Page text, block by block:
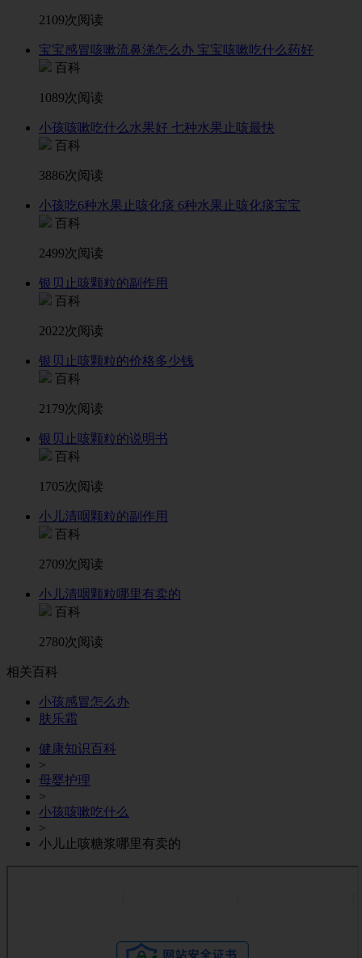
2109次阅读
宝宝感冒咳嗽流鼻涕怎么办 宝宝咳嗽吃什么药好
百科
1089次阅读
小孩咳嗽吃什么水果好 七种水果止咳最快
百科
3886次阅读
小孩吃6种水果止咳化痰 6种水果止咳化痰宝宝
百科
2499次阅读
银贝止咳颗粒的副作用
百科
2022次阅读
银贝止咳颗粒的价格多少钱
百科
2179次阅读
银贝止咳颗粒的说明书
百科
1705次阅读
小儿清咽颗粒的副作用
百科
2709次阅读
小儿清咽颗粒哪里有卖的
百科
2780次阅读
相关百科
小孩感冒怎么办
肤乐霜
健康知识百科
>
母婴护理
>
小孩咳嗽吃什么
>
小儿止咳糖浆哪里有卖的